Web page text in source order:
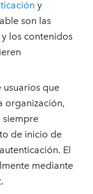
y
son las
los contenidos
que
organización,
siempre
de inicio de
El
mediante